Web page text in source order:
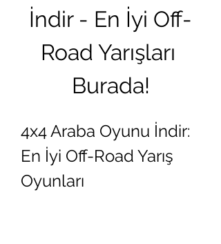
İndir - En İyi Off-
Road Yarışları
Burada!
4x4 Araba Oyunu İndir:
En İyi Off-Road Yarış
Oyunları